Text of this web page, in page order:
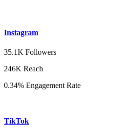
Instagram
35.1K Followers
246K Reach
0.34% Engagement Rate
TikTok